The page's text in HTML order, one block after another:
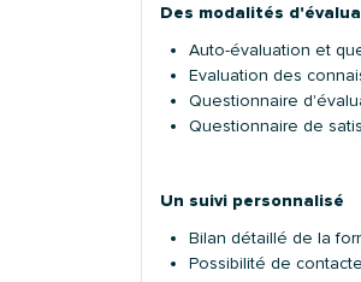
Des modalités
Auto-évaluation et
Evaluation des
Questionnaire
Questionnaire de
Un suivi personnalisé
Bilan détaillé de la
Possibilité de